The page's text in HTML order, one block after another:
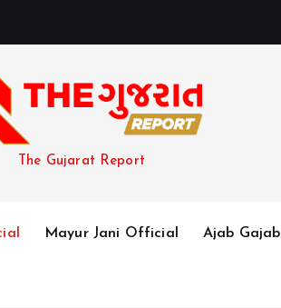
The Gujarat Report
Mayur Jani Official Ajab Gajab